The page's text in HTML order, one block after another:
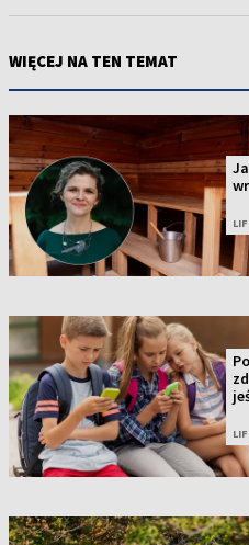
WIĘCEJ NA TEN TEMAT